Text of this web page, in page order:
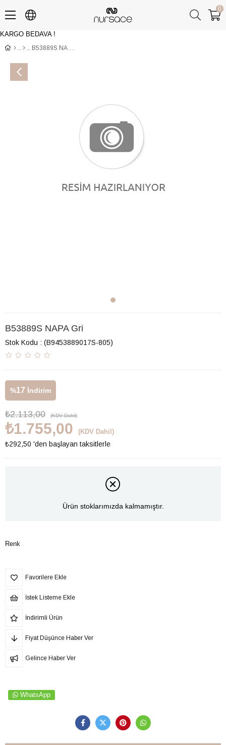
KARGO BEDAVA !
0
B53889S NAPA Gri
B53889S NAPA Gri
Stok Kodu (B9453889017S-805)
%17 İndirim
₺2.113,00 (KDV Dahil)
₺1.755,00 (KDV Dahil)
₺292,50 'den başlayan taksitlerle
Ürün stoklarımızda kalmamıştır.
Renk
Favorilere Ekle
İstek Listeme Ekle
İndirimli Ürün
Fiyat Düşünce Haber Ver
Gelince Haber Ver
WhatsApp